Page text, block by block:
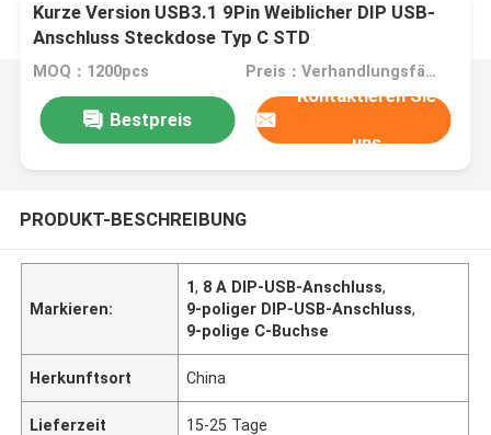
Kurze Version USB3.1 9Pin Weiblicher DIP USB-
Anschluss Steckdose Typ C STD
MOQ：1200pcs Preis：Verhandlungsfähig
Bestpreis
Kontaktieren Sie
uns
PRODUKT-BESCHREIBUNG
Markieren:
1, 8 A DIP-USB-Anschluss,
9-poliger DIP-USB-Anschluss,
9-polige C-Buchse
Herkunftsort China
Lieferzeit 15-25 Tage